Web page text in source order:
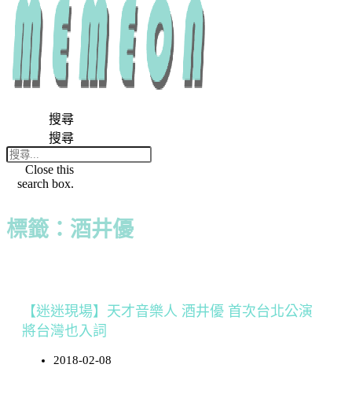
搜尋
搜尋
Close this
search box.
標籤：酒井優
【迷迷現場】天才音樂人 酒井優 首次台北公演
將台灣也入詞
2018-02-08